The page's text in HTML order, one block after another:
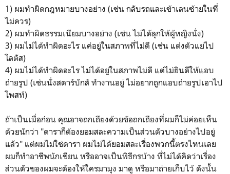
1) ผมทำผิดกฎหมายบางอย่าง (เช่น กลับรถและเข้าเลนซ้ายในที่
ไม่ควร)
2) ผมทำผิดธรรมเนียมบางอย่าง (เช่น ไม่ได้ลุกให้ผู้หญิงนั่ง)
3) ผมไม่ได้ทำผิดอะไร แค่อยู่ในสภาพที่ไม่ดี (เช่น แต่งตัวแย่ไป
โลตัส)
4) ผมไม่ได้ทำผิดอะไร ไม่ได้อยู่ในสภาพไม่ดี แต่ไม่ยินดีให้แอบ
ถ่ายรูป (เช่นนั่งสตาร์บักส์ ทำงานอยู่ ไม่อยากถูกแอบถ่ายรูปเอาไป
โพสท์)
ถ้าเป็นเมื่อก่อน คุณอาจถกเถียงด้วยข้อถกเถียงที่ผมก็ไม่ค่อยเห็น
ด้วยนักว่า "ดาราก็ต้องยอมสละความเป็นส่วนตัวบางอย่างไปอยู่
แล้ว" แต่ผมไม่ใช่ดารา ผมไม่ได้ยอมสละเรื่องพวกนี้ตรงไหนเลย
ผมก็ทำอาชีพนักเขียน หรืออาจเป็นพิธีกรบ้าง ที่ไม่ได้คิดว่าเรื่อง
ส่วนตัวของผมจะต้องให้ใครมามุง มาดู หรือมาถ่ายเก็บไว้ ดังนั้น